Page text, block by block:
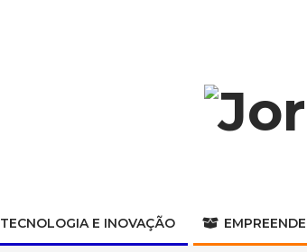
TECNOLOGIA E INOVAÇÃO